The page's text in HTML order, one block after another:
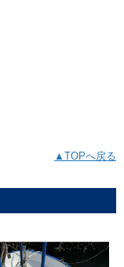
▲TOPへ戻る